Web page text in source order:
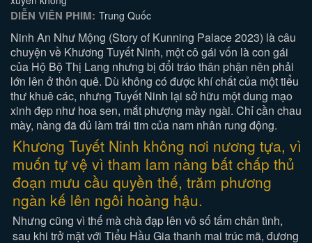
DIỄN VIÊN PHIM: Trung Quốc
Ninh An Như Mộng (Story of Kunning Palace 2023) là câu
chuyện về Khương Tuyết Ninh, một cô gái vốn là con gái
của Hộ Bộ Thị Lang nhưng bị đổi tráo thân phận nên phải
lớn lên ở thôn quê. Dù không có được khí chất của một tiểu
thư khuê các, nhưng Tuyết Ninh lại sở hữu một dung mạo
xinh đẹp như hoa sen, mắt phượng mày ngài. Chỉ cần chau
mày, nàng đã đủ làm trái tim của nam nhân rung động.
Khương Tuyết Ninh không nơi nương tựa, vì
muốn tự vệ vì tham lam nàng bất chấp thủ
đoạn mưu cầu quyền thế, trăm phương
ngàn kế lên ngôi hoàng hậu.
Nhưng cũng vì thế mà chà đạp lên vô số tấm chân tình,
sau khi trở mặt với Tiểu Hầu Gia thanh mai trúc mã, đương